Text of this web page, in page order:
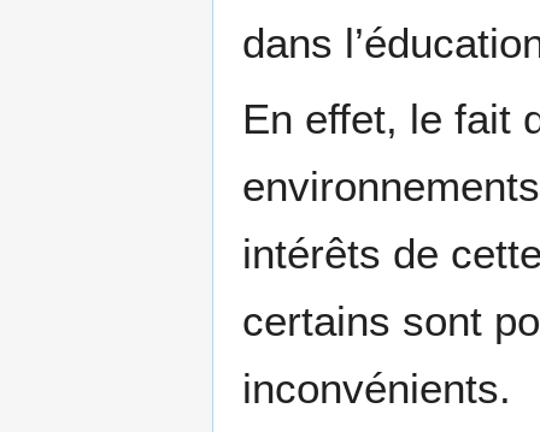
dans
En effet, le fait
intérêts de
certains sont
inconvénients.